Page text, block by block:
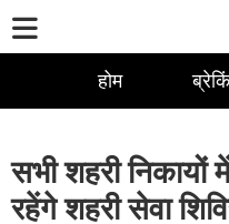
होम
सभी शहरी निकायों
रहेंगे शहरी सेवा